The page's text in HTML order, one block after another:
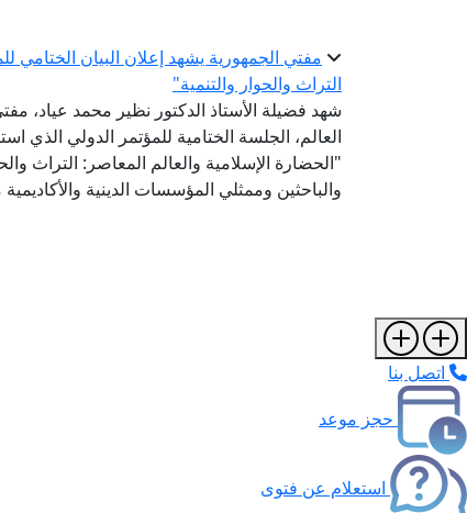
مفتي الجمهورية يشهد إعلان البيان الختامي
التراث والحوار والتنمية"
شهد فضيلة الأستاذ الدكتور نظير محمد عياد،
العالم، الجلسة الختامية للمؤتمر الدولي
"الحضارة الإسلامية والعالم المعاصر: التراث
والباحثين وممثلي المؤسسات الدينية
اتصل بنا
حجز موعد
استعلام عن فتوى